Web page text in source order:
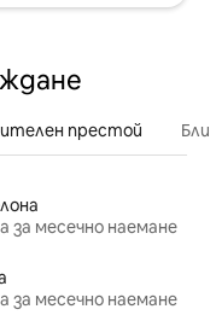
престой
за месечно наемане
за месечно наемане